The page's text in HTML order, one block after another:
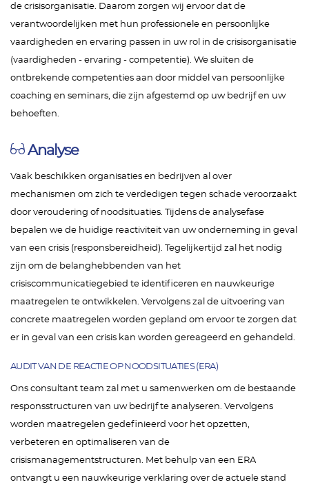
de crisisorganisatie. Daarom zorgen wij ervoor dat de
verantwoordelijken met hun professionele en persoonlijke
vaardigheden en ervaring passen in uw rol in de crisisorganisatie
(vaardigheden - ervaring - competentie). We sluiten de
ontbrekende competenties aan door middel van persoonlijke
coaching en seminars, die zijn afgestemd op uw bedrijf en uw
behoeften.
Analyse
Vaak beschikken organisaties en bedrijven al over
mechanismen om zich te verdedigen tegen schade veroorzaakt
door veroudering of noodsituaties. Tijdens de analysefase
bepalen we de huidige reactiviteit van uw onderneming in geval
van een crisis (responsbereidheid). Tegelijkertijd zal het nodig
zijn om de belanghebbenden van het
crisiscommunicatiegebied te identificeren en nauwkeurige
maatregelen te ontwikkelen. Vervolgens zal de uitvoering van
concrete maatregelen worden gepland om ervoor te zorgen dat
er in geval van een crisis kan worden gereageerd en gehandeld.
AUDIT VAN DE REACTIE OP NOODSITUATIES (ERA)
Ons consultant team zal met u samenwerken om de bestaande
responsstructuren van uw bedrijf te analyseren. Vervolgens
worden maatregelen gedefinieerd voor het opzetten,
verbeteren en optimaliseren van de
crisismanagementstructuren. Met behulp van een ERA
ontvangt u een nauwkeurige verklaring over de actuele stand